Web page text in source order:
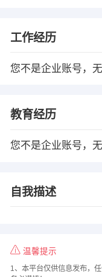
工作经历
您不是企业账号，
教育经历
您不是企业账号，
自我描述
温馨提示
1、本平台仅供信息发布，